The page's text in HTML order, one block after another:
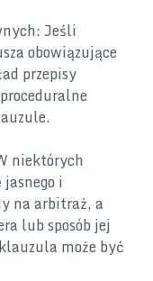
Jeśli
obowiązujące
przepisy
niektórych
i
na arbitraż, a
lub sposób jej
może być